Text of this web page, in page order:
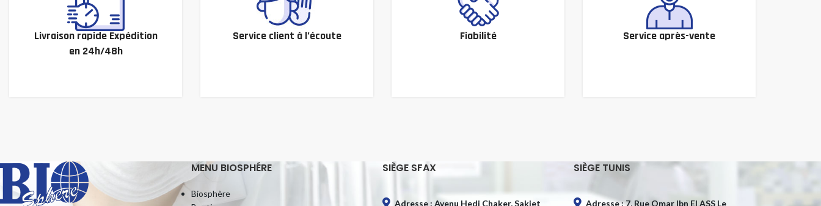
Livraison rapide Expédition
en 24h/48h
Service client à l’écoute Fiabilité Service après-vente
MENU BIOSPHÉRE
Biosphère
SIÈGE SFAX
Adresse : Avenu Hedi Chaker, Sakiet
SIÈGE TUNIS
Adresse : 7, Rue Omar Ibn El ASS Le